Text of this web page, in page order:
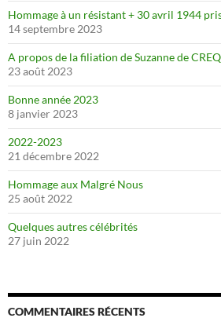
Hommage à un résistant + 30 avril 1944
14 septembre 2023
A propos de la filiation de Suzanne de
23 août 2023
Bonne année 2023
8 janvier 2023
2022-2023
21 décembre 2022
Hommage aux Malgré Nous
25 août 2022
Quelques autres célébrités
27 juin 2022
COMMENTAIRES RÉCENTS